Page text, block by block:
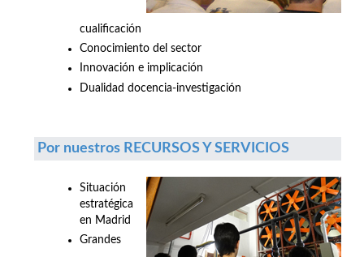
cualificación
Conocimiento del sector
Innovación e implicación
Dualidad docencia-investigación
Por nuestros RECURSOS Y SERVICIOS
Situación
estratégica
en Madrid
Grandes